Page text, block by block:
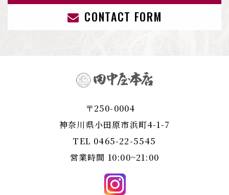
CONTACT FORM
〒250-0004
​​​​​​​神奈川県小田原市浜町4-1-7
TEL 0465-22-5545
営業時間 10:00~21:00